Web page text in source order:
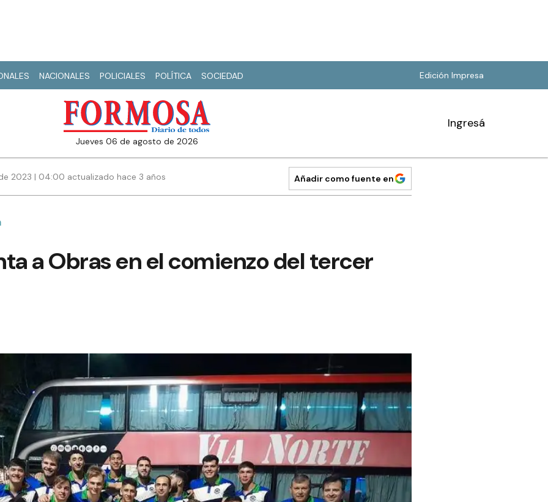
NACIONALES POLICIALES POLÍTICA SOCIEDAD Edición Impresa
jueves 06 de agosto de 2026
Ingresá
2023 | 04:00 actualizado hace 3 años Añadir como fuente en
a Obras en el comienzo del tercer